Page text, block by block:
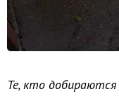
Те, кто